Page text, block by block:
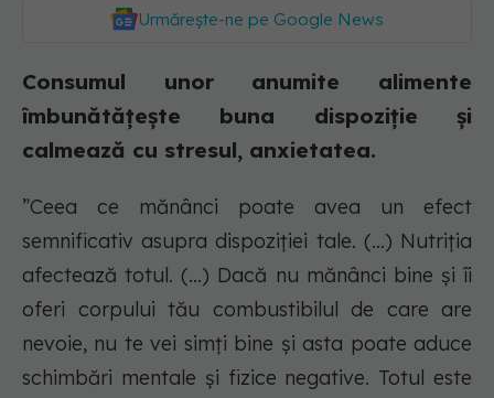
Urmărește-ne pe Google News
Consumul unor anumite alimente
îmbunătățește buna dispoziție și
calmează cu stresul, anxietatea.
”Ceea ce mănânci poate avea un efect
semnificativ asupra dispoziției tale. (...) Nutriția
afectează totul. (...) Dacă nu mănânci bine și îi
oferi corpului tău combustibilul de care are
nevoie, nu te vei simți bine și asta poate aduce
schimbări mentale și fizice negative. Totul este